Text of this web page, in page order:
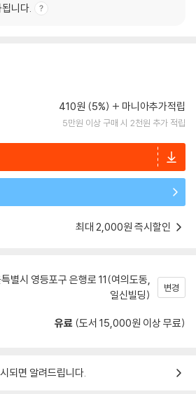
니다.
410원 (5%) 마니아추가적립
5만원 이상 구매 시 2천원 추가 적립
최대 2,000원 즉시할인
별시 영등포구 은행로 11(여의도동,
일신빌딩)
변경
유료 (도서 15,000원 이상 무료)
되면 알려드립니다.